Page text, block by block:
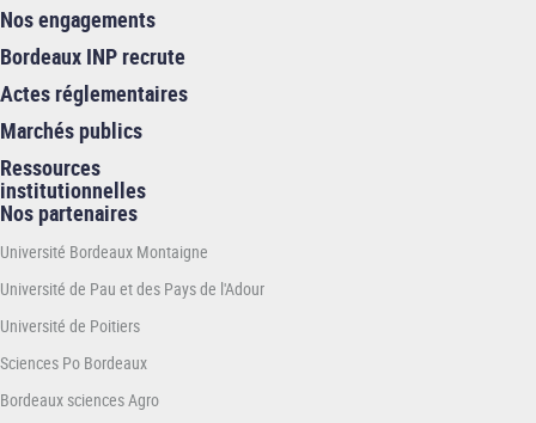
Nos engagements
Bordeaux INP recrute
Actes réglementaires
Marchés publics
Ressources
institutionnelles
Nos partenaires
Université Bordeaux Montaigne
Université de Pau et des Pays de l'Adour
Université de Poitiers
Sciences Po Bordeaux
Bordeaux sciences Agro